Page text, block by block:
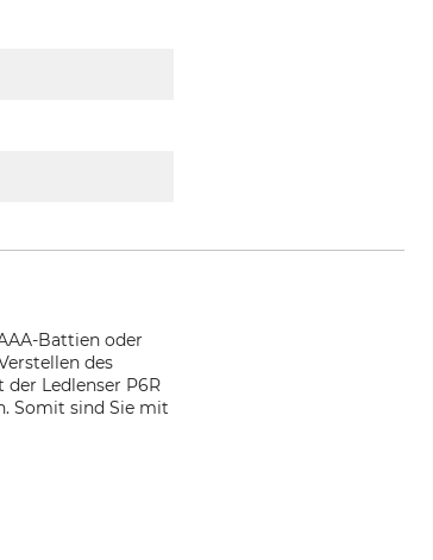
Battien oder
des
Ledlenser P6R
Somit sind Sie mit